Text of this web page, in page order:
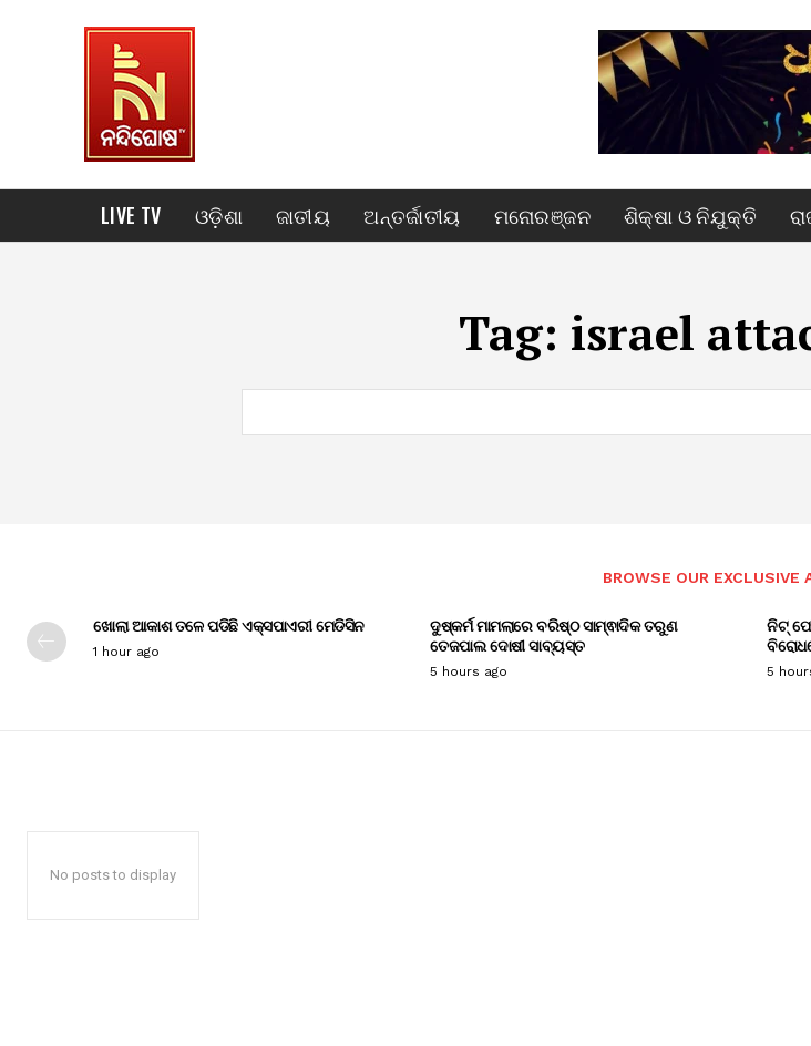
LIVE TV ଓଡ଼ିଶା ଜାତୀୟ ଅନ୍ତର୍ଜାତୀୟ ମନୋରଞ୍ଜନ ଶିକ୍ଷା ଓ ନିଯୁକ୍ତି
Tag: israel
BROWSE OUR EXCLUSIVE
ଖୋଲା ଆକାଶ ତଳେ ପଡିଛି ଏକ୍ସପାଏରୀ ମେଡିସିନ
1 hour ago
ଦୁଷ୍କର୍ମ ମାମଲାରେ ବରିଷ୍ଠ ସାମ୍ଵାଦିକ ତରୁଣ
ତେଜପାଲ ଦୋଷୀ ସାବ୍ୟସ୍ତ
5 hours ago
ନିଟ୍
5
No posts to display